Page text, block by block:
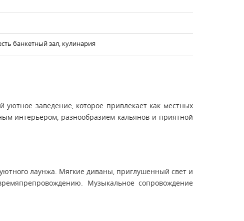
банкетный зал, кулинария
заведение, которое привлекает как местных
интерьером, разнообразием кальянов и приятной
лаунжа. Мягкие диваны, приглушенный свет и
Музыкальное сопровождение